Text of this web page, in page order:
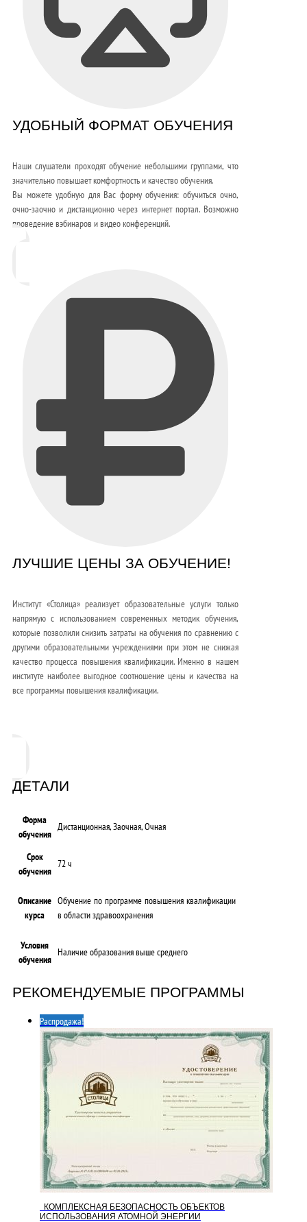
УДОБНЫЙ ФОРМАТ ОБУЧЕНИЯ
Наши слушатели проходят обучение небольшими группами, что
значительно повышает комфортность и качество обучения.
Вы можете удобную для Вас форму обучения: обучиться очно,
очно-заочно и дистанционно через интернет портал. Возможно
проведение вэбинаров и видео конференций.
ЛУЧШИЕ ЦЕНЫ ЗА ОБУЧЕНИЕ!
Институт «Столица» реализует образовательные услуги только
напрямую с использованием современных методик обучения,
которые позволили снизить затраты на обучения по сравнению с
другими образовательными учреждениями при этом не снижая
качество процесса повышения квалификации. Именно в нашем
институте наиболее выгодное соотношение цены и качества на
все программы повышения квалификации.
ДЕТАЛИ
Форма
обучения
Дистанционная, Заочная, Очная
Срок
обучения
72 ч
Описание
курса
Обучение по программе повышения квалификации
в области здравоохранения
Условия
обучения
Наличие образования выше среднего
РЕКОМЕНДУЕМЫЕ ПРОГРАММЫ
Распродажа!
КОМПЛЕКСНАЯ БЕЗОПАСНОСТЬ ОБЪЕКТОВ
ИСПОЛЬЗОВАНИЯ АТОМНОЙ ЭНЕРГИИ